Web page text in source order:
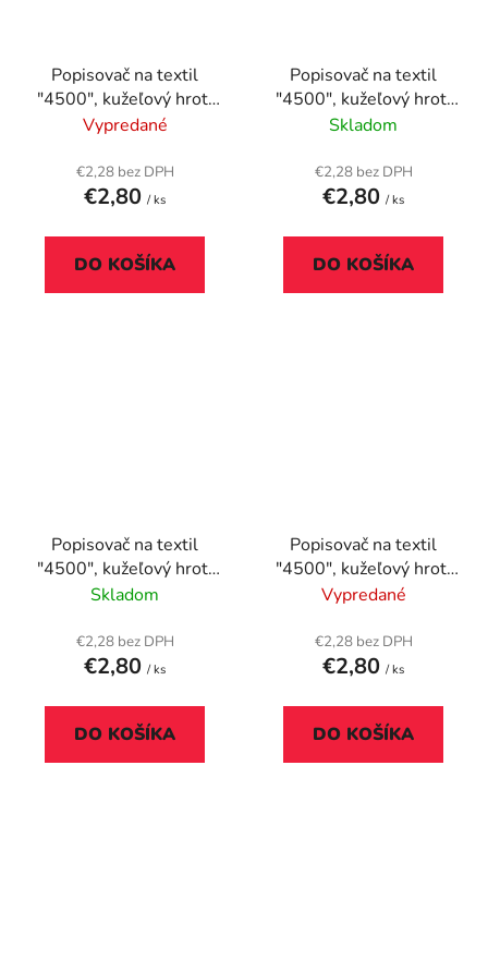
Popisovač na textil
"4500", kužeľový hrot,
zelený
Vypredané
€2,28 bez DPH
€2,80 / ks
DO KOŠÍKA
Popisovač na textil
"4500", kužeľový hrot,
červený
Skladom
€2,28 bez DPH
€2,80 / ks
DO KOŠÍKA
Popisovač na textil
"4500", kužeľový hrot,
čierny
Skladom
€2,28 bez DPH
€2,80 / ks
DO KOŠÍKA
Popisovač na textil
"4500", kužeľový hrot,
hnedý
Vypredané
€2,28 bez DPH
€2,80 / ks
DO KOŠÍKA